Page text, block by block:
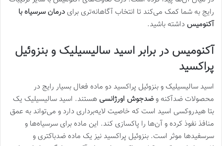
رایج به شما کمک می‌کند تا انتخاب آگاهانه‌تری برای درمان سرسیاه با
آکنومیس داشته باشید.
آکنومیس در برابر اسید سالیسیلیک و بنزوئیل
پراکسید
اسید سالیسیلیک و بنزوئیل پراکسید دو ماده فعال بسیار رایج در
محصولات ضدآکنه و ضدجوش اورژانسی هستند. اسید سالیسیلیک یک
بتا هیدروکسی اسید است که خاصیت لایه‌برداری دارد و می‌تواند به عمق
منافذ نفوذ کرده و آن‌ها را پاکسازی کند. این ماده برای سرسیاه‌ها و
سرسفیدها موثر است. بنزوئیل پراکسید نیز یک ماده ضدباکتری و